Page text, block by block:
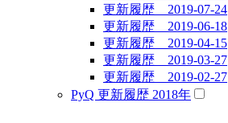
更新履歴 2019-07-24
更新履歴 2019-06-18
更新履歴 2019-04-15
更新履歴 2019-03-27
更新履歴 2019-02-27
PyQ 更新履歴 2018年